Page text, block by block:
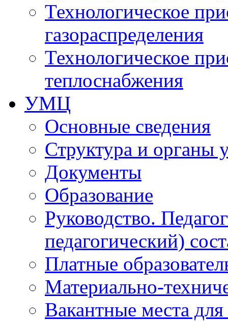
Технологическое
газораспределения
Технологическое
теплоснабжения
УМЦ
Основные сведения
Структура и органы
Документы
Образование
Руководство.
педагогический)
Платные
Материально-
Вакантные места